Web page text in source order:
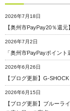
2026年7月18日
【奥州市PayPay20％還
2026年7月2日
「奥州市PayPayポイン
2026年6月26日
【ブログ更新】G-
2026年6月15日
【ブログ更新】ブルーラ